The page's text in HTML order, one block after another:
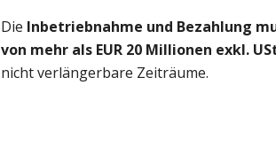
Die Inbetriebnahme und Bezahlung
von mehr als EUR 20 Millionen exkl.
nicht verlängerbare Zeiträume.